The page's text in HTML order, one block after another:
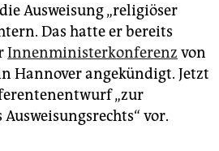
Ausweisung „religiöser
Das hatte er bereits
Innenministerkonferenz von
Hannover angekündigt. Jetzt
„zur
vor.